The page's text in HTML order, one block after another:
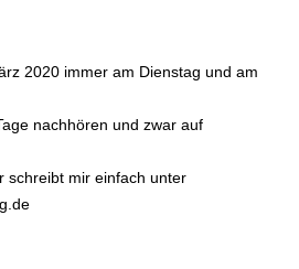
2020 immer am Dienstag und am
nachhören und zwar auf
schreibt mir einfach unter